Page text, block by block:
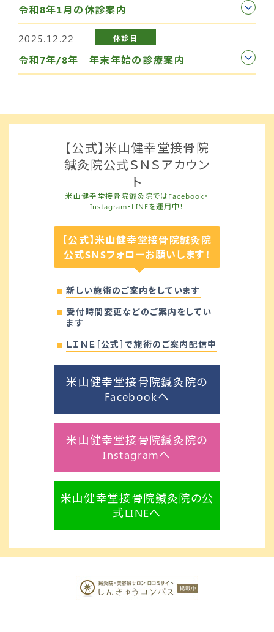
令和8年1月の休診案内
2025.12.22 休診日
令和7年/8年 年末年始の診療案内
【公式】米山健幸堂接骨院
鍼灸院公式ＳＮＳアカウン
ト
米山健幸堂接骨院鍼灸院ではFacebook・
Instagram・LINEを運用中！
【公式】米山健幸堂接骨院鍼灸院
公式SNSフォローお願いします！
新しい施術のご案内をしています
受付時間変更などのご案内をしてい
ます
ＬＩＮＥ［公式］で施術のご案内配信中
米山健幸堂接骨院鍼灸院の
Facebookへ
米山健幸堂接骨院鍼灸院の
Instagramへ
米山健幸堂接骨院鍼灸院の公
式LINEへ